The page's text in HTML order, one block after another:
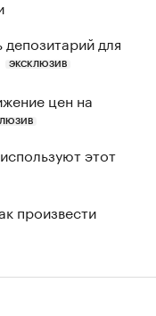
для
ЭКСКЛЮЗИВ
цен на
этот
произвести